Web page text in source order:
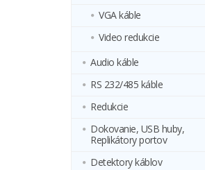
VGA káble
Video redukcie
Audio káble
RS 232/485 káble
Redukcie
Dokovanie, USB huby,
Replikátory portov
Detektory káblov